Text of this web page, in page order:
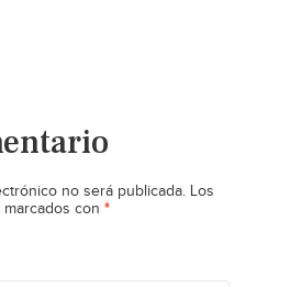
no será publicada. Los
con *